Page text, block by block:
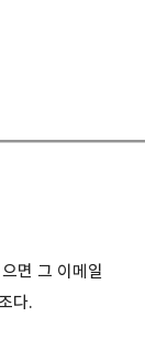
면 그 이메일
다.